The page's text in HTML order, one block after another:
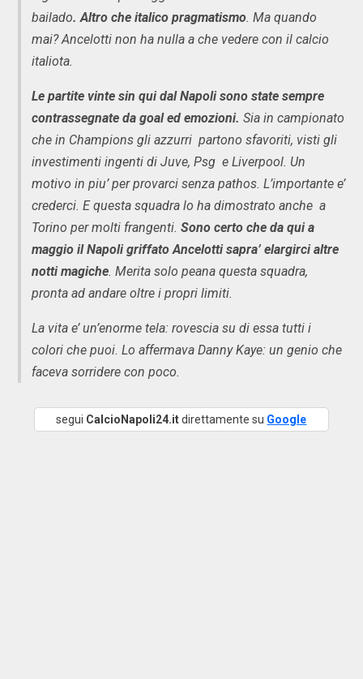
bailado. Altro che italico pragmatismo. Ma quando
mai? Ancelotti non ha nulla a che vedere con il calcio
italiota.
Le partite vinte sin qui dal Napoli sono state sempre
contrassegnate da goal ed emozioni. Sia in campionato
che in Champions gli azzurri partono sfavoriti, visti gli
investimenti ingenti di Juve, Psg e Liverpool. Un
motivo in piu’ per provarci senza pathos. L’importante e’
crederci. E questa squadra lo ha dimostrato anche a
Torino per molti frangenti. Sono certo che da qui a
maggio il Napoli griffato Ancelotti sapra’ elargirci altre
notti magiche. Merita solo peana questa squadra,
pronta ad andare oltre i propri limiti.
La vita e’ un’enorme tela: rovescia su di essa tutti i
colori che puoi. Lo affermava Danny Kaye: un genio che
faceva sorridere con poco.
segui CalcioNapoli24.itdirettamente su Google